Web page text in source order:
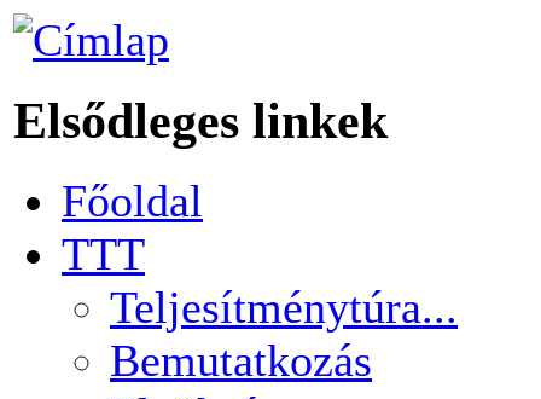
Elsődleges linkek
Főoldal
TTT
Teljesítménytúra...
Bemutatkozás